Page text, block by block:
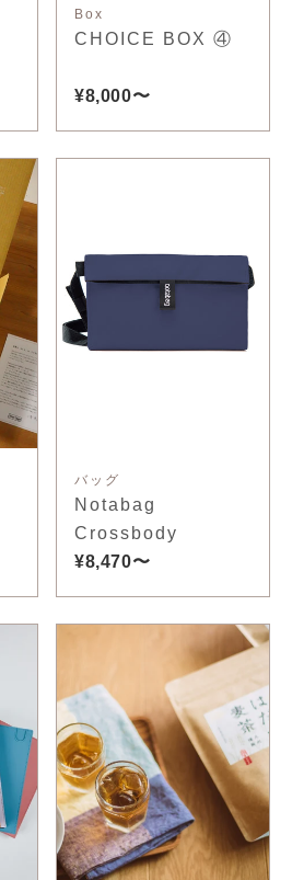
Box
CHOICE BOX ④
¥8,000〜
バッグ
Notabag
Crossbody
¥8,470〜